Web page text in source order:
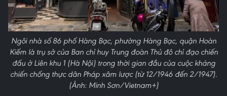
Ngôi nhà số 86 phố Hàng Bạc, phường Hàng Bạc, quận Hoàn
Kiếm là trụ sở của Ban chỉ huy Trung đoàn Thủ đô chỉ đạo chiến
đấu ở Liên khu 1 (Hà Nội) trong thời gian đầu của cuộc kháng
chiến chống thực dân Pháp xâm lược (từ 12/1946 đến 2/1947).
(Ảnh: Minh Sơn/Vietnam+)